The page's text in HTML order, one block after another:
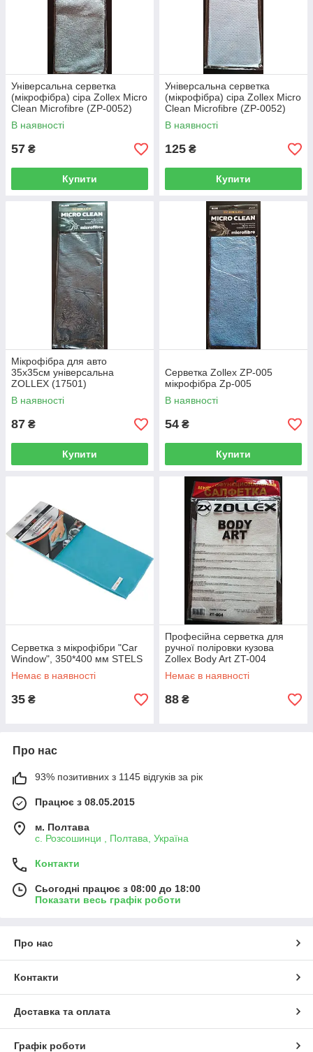
Універсальна серветка
(мікрофібра) сіра Zollex Micro
Clean Microfibre (ZP-0052)
В наявності
57 ₴
Купити
Універсальна серветка
(мікрофібра) сіра Zollex Micro
Clean Microfibre (ZP-0052)
В наявності
125 ₴
Купити
Мікрофібра для авто
35х35см універсальна
ZOLLEX (17501)
В наявності
87 ₴
Купити
Серветка Zollex ZP-005
мікрофібра Zp-005
В наявності
54 ₴
Купити
Серветка з мікрофібри "Car
Window", 350*400 мм STELS
Немає в наявності
35 ₴
Професійна серветка для
ручної поліровки кузова
Zollex Body Art ZT-004
Немає в наявності
88 ₴
Про нас
93% позитивних з 1145 відгуків за рік
Працює з 08.05.2015
м. Полтава
с. Розсошинци , Полтава, Україна
Контакти
Сьогодні працює з 08:00 до 18:00
Показати весь графік роботи
Про нас
Контакти
Доставка та оплата
Графік роботи